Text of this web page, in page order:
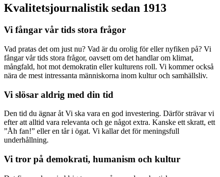
Kvalitetsjournalistik sedan 1913
Vi fångar vår tids stora frågor
Vad pratas det om just nu? Vad är du orolig för eller nyfiken på? Vi
fångar vår tids stora frågor, oavsett om det handlar om klimat,
mångfald, hot mot demokratin eller kulturens roll. Vi kommer också
nära de mest intressanta människorna inom kultur och samhällsliv.
Vi slösar aldrig med din tid
Den tid du ägnar åt Vi ska vara en god investering. Därför strävar vi
efter att alltid vara relevanta och ge något extra. Kanske ett skratt, ett
”Åh fan!” eller en tår i ögat. Vi kallar det för meningsfull
underhållning.
Vi tror på demokrati, humanism och kultur